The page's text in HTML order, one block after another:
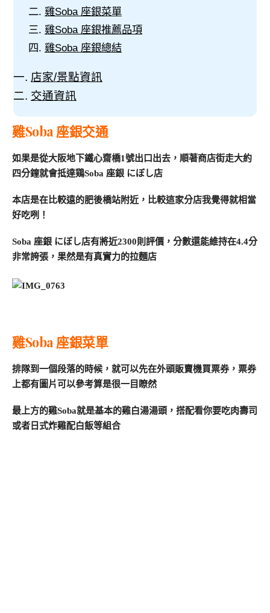
雞Soba 座銀菜單
雞Soba 座銀推薦品項
雞Soba 座銀總結
店家/景點資訊
交通資訊
雞Soba 座銀交通
如果是從大阪地下鐵心齋橋1號出口出去，順著商店街走大約
四分鐘就會抵達鶏Soba 座銀 にぼし店
本店是在比較遠的肥後橋站附近，比較這家分店我覺得就相當
好吃咧！
Soba 座銀 にぼし店有將近2300則評價，分數還能維持在4.4分
非常誇張，果然是有真實力的拉麵店
雞Soba 座銀菜單
排隊到一個段落的時候，就可以先在外頭販賣機買票券，票券
上都有圖片可以參考算是很一目瞭然
最上方的雞Soba就是基本的雞白湯湯頭，搭配看你要吃肉壽司
或者日式炸雞配白飯等組合